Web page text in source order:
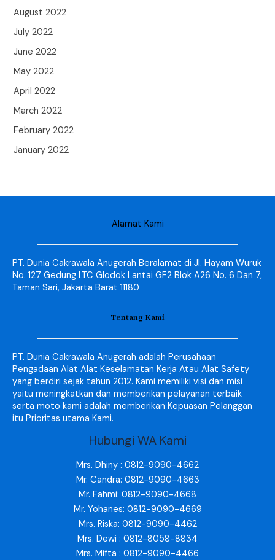
August 2022
July 2022
June 2022
May 2022
April 2022
March 2022
February 2022
January 2022
Alamat Kami
PT. Dunia Cakrawala Anugerah Beralamat di Jl. Hayam Wuruk
No. 127 Gedung LTC Glodok Lantai GF2 Blok A26 No. 6 Dan 7,
Taman Sari, Jakarta Barat 11180
Tentang Kami
PT. Dunia Cakrawala Anugerah adalah Perusahaan
Pengadaan Alat Alat Keselamatan Kerja Atau Alat Safety
yang berdiri sejak tahun 2012. Kami memiliki visi dan misi
yaitu meningkatkan dan memberikan pelayanan terbaik
serta moto kami adalah memberikan Kepuasan Pelanggan
itu Prioritas utama Kami.
Hubungi WA Kami
Mrs. Dhiny : 0812-9090-4662
Mr. Candra: 0812-9090-4663
Mr. Fahmi: 0812-9090-4668
Mr. Yohanes: 0812-9090-4669
Mrs. Riska: 0812-9090-4462
Mrs. Dewi : 0812-8058-8834
Mrs. Mifta : 0812-9090-4466